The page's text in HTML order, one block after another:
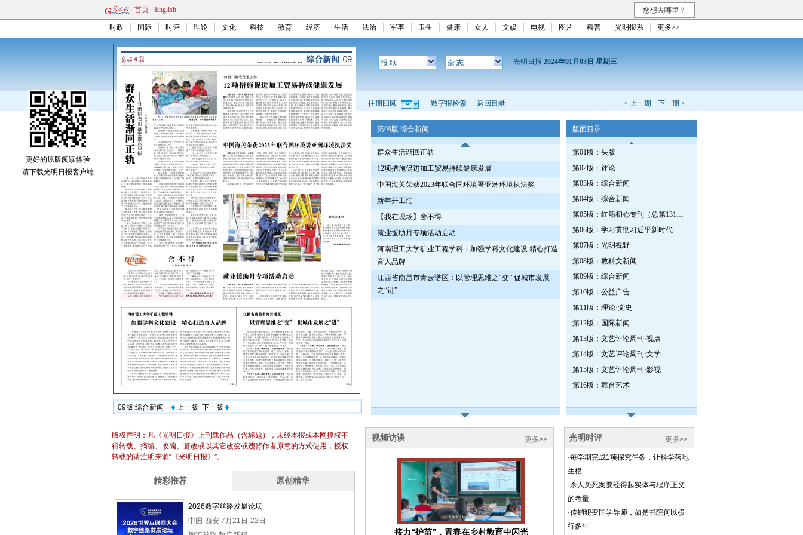
首页 English 您想去哪里？
时政 国际 时评 理论 文化 科技 教育 经济 生活 法治 军事 卫生 健康 女人 文娱 电视 图片 科普 光明报系 更多>>
09版:综合新闻 上一版 下一版
报 纸 杂 志 光明日报 2024年01月03日 星期三
< 上一期 下一期 >
往期回顾 数字报检索 返回目录
第09版:综合新闻
群众生活渐回正轨
12项措施促进加工贸易持续健康发展
中国海关荣获2023年联合国环境署亚洲环境执法奖
新年开工忙
【我在现场】舍不得
就业援助月专项活动启动
河南理工大学矿业工程学科：加强学科文化建设 精心打造
育人品牌
江西省南昌市青云谱区：以管理思维之“变” 促城市发展
之“进”
版面目录
第01版：头版
第02版：评论
第03版：综合新闻
第04版：综合新闻
第05版：红船初心专刊（总第1312期）
第06版：学习贯彻习近平新时代中国特色社会主义思想专刊
第07版：光明视野
第08版：教科文新闻
第09版：综合新闻
第10版：公益广告
第11版：理论·党史
第12版：国际新闻
第13版：文艺评论周刊·视点
第14版：文艺评论周刊·文学
第15版：文艺评论周刊·影视
第16版：舞台艺术
更好的原版阅读体验
请下载光明日报客户端